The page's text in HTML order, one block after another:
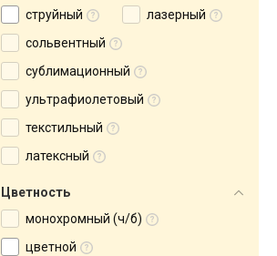
струйный
лазерный
сольвентный
сублимационный
ультрафиолетовый
текстильный
латексный
Цветность
монохромный (ч/б)
цветной